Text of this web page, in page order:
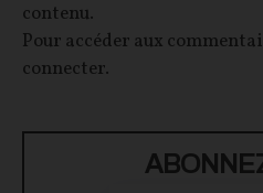
contenu.
Pour accéder aux
connecter.